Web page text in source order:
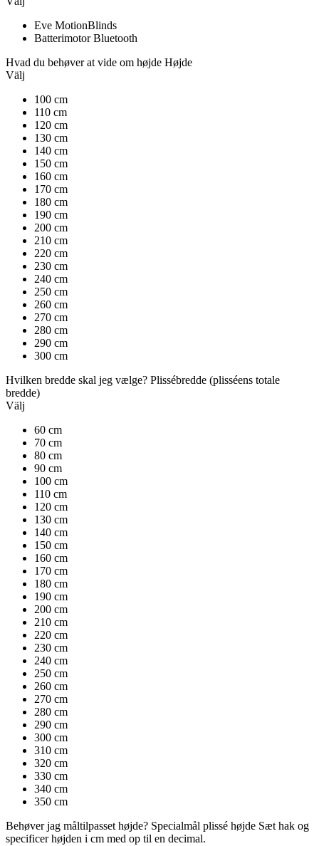
Eve MotionBlinds
Batterimotor Bluetooth
Hvad du behøver at vide om højde Højde
Välj
100 cm
110 cm
120 cm
130 cm
140 cm
150 cm
160 cm
170 cm
180 cm
190 cm
200 cm
210 cm
220 cm
230 cm
240 cm
250 cm
260 cm
270 cm
280 cm
290 cm
300 cm
Hvilken bredde skal jeg vælge? Plissébredde (plisséens totale
bredde)
Välj
60 cm
70 cm
80 cm
90 cm
100 cm
110 cm
120 cm
130 cm
140 cm
150 cm
160 cm
170 cm
180 cm
190 cm
200 cm
210 cm
220 cm
230 cm
240 cm
250 cm
260 cm
270 cm
280 cm
290 cm
300 cm
310 cm
320 cm
330 cm
340 cm
350 cm
Behøver jag måltilpasset højde? Specialmål plissé højde Sæt hak ​​og
specificer højden i cm med op til en decimal.